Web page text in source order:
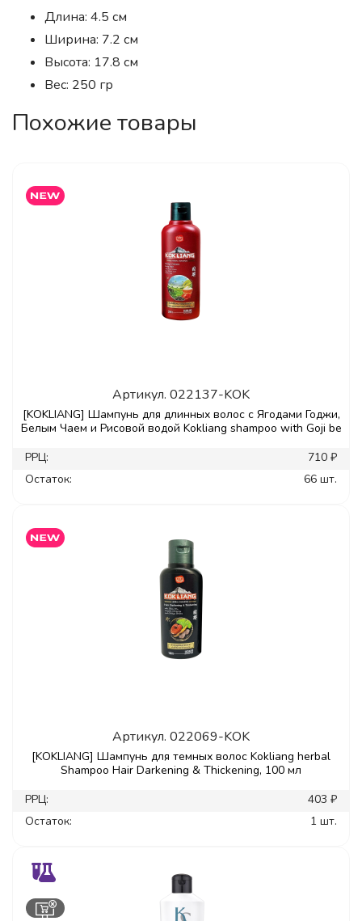
Длина: 4.5 см
Ширина: 7.2 см
Высота: 17.8 см
Вес: 250 гр
Похожие товары
Артикул. 022137-KOK
[KOKLIANG] Шампунь для длинных волос с Ягодами Годжи,
Белым Чаем и Рисовой водой Kokliang shampoo with Goji be
РРЦ:
710 ₽
Остаток:
66 шт.
Артикул. 022069-KOK
[KOKLIANG] Шампунь для темных волос Kokliang herbal
Shampoo Hair Darkening & Thickening, 100 мл
РРЦ:
403 ₽
Остаток:
1 шт.